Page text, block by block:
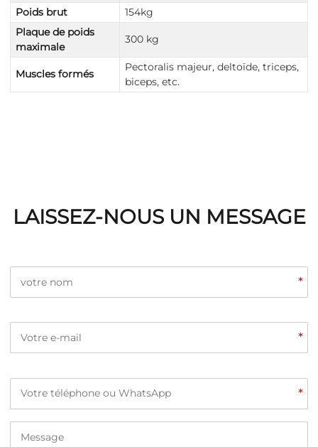
Poids brut
154kg
Plaque de poids
maximale
300 kg
Muscles formés
Pectoralis majeur, deltoïde, triceps,
biceps, etc.
LAISSEZ-NOUS UN MESSAGE
*
*
*